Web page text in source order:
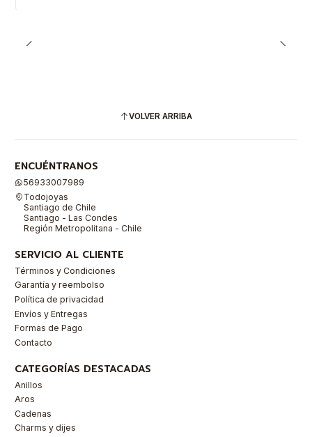
VOLVER ARRIBA
ENCUÉNTRANOS
56933007989
Todojoyas
Santiago de Chile
Santiago - Las Condes
Región Metropolitana - Chile
SERVICIO AL CLIENTE
Términos y Condiciones
Garantía y reembolso
Política de privacidad
Envíos y Entregas
Formas de Pago
Contacto
CATEGORÍAS DESTACADAS
Anillos
Aros
Cadenas
Charms y dijes